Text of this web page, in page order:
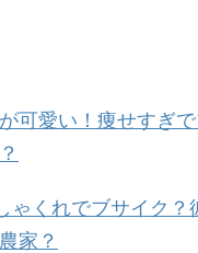
可愛い！痩せすぎで
ゃくれでブサイク？
家？